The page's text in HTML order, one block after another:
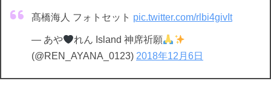
髙橋海人 フォトセット pic.twitter.com/rlbi4givIt
— あや
れん Island 神席祈願
(@REN_AYANA_0123) 2018年12月6日